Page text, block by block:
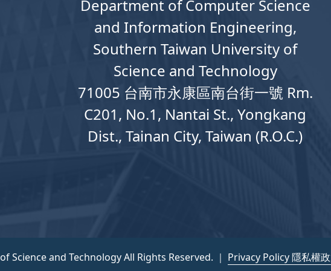
Department of Computer Science
and Information Engineering,
Southern Taiwan University of
Science and Technology
71005 台南市永康區南台街一號 Rm.
C201, No.1, Nantai St., Yongkang
Dist., Tainan City, Taiwan (R.O.C.)
and Technology All Rights Reserved. ｜ Privacy Policy 隱私權